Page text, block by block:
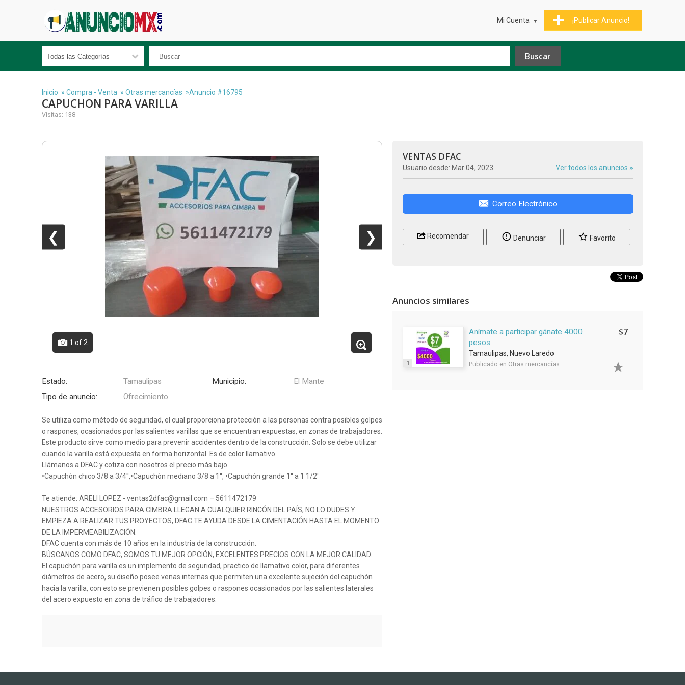
¡Publicar Anuncio!
Mi Cuenta
Inicio » Compra - Venta » Otras mercancías »Anuncio #16795
CAPUCHON PARA VARILLA
Visitas: 138
❮ ❯
1 of 2
Estado: Tamaulipas Municipio:
El Mante
Tipo de anuncio:
Ofrecimiento
Se utiliza como método de seguridad, el cual proporciona protección a las personas contra posibles golpes
o raspones, ocasionados por las salientes varillas que se encuentran expuestas, en zonas de trabajadores.
Este producto sirve como medio para prevenir accidentes dentro de la construcción. Solo se debe utilizar
cuando la varilla está expuesta en forma horizontal. Es de color llamativo
Llámanos a DFAC y cotiza con nosotros el precio más bajo.
•Capuchón chico 3/8 a 3/4'',•Capuchón mediano 3/8 a 1'', •Capuchón grande 1'' a 1 1/2'
Te atiende: ARELI LOPEZ - ventas2dfac@gmail.com – 5611472179
NUESTROS ACCESORIOS PARA CIMBRA LLEGAN A CUALQUIER RINCÓN DEL PAÍS, NO LO DUDES Y
EMPIEZA A REALIZAR TUS PROYECTOS, DFAC TE AYUDA DESDE LA CIMENTACIÓN HASTA EL MOMENTO
DE LA IMPERMEABILIZACIÓN.
DFAC cuenta con más de 10 años en la industria de la construcción.
BÚSCANOS COMO DFAC, SOMOS TU MEJOR OPCIÓN, EXCELENTES PRECIOS CON LA MEJOR CALIDAD.
El capuchón para varilla es un implemento de seguridad, practico de llamativo color, para diferentes
diámetros de acero, su diseño posee venas internas que permiten una excelente sujeción del capuchón
hacia la varilla, con esto se previenen posibles golpes o raspones ocasionados por las salientes laterales
del acero expuesto en zona de tráfico de trabajadores.
VENTAS DFAC
Usuario desde: Mar 04, 2023 Ver todos los anuncios »
Correo Electrónico
Recomendar Denunciar Favorito
Anuncios similares
1
Anímate a participar gánate 4000
pesos
Tamaulipas, Nuevo Laredo
Publicado en Otras mercancías
$7